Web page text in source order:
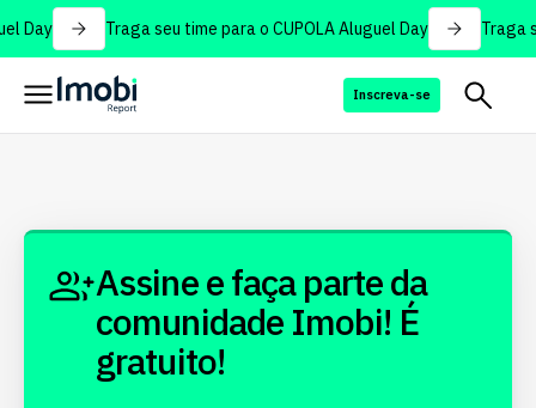
Day Traga seu time para o CUPOLA Aluguel Day Traga
Inscreva-se
Assine e faça parte da
comunidade Imobi! É
gratuito!